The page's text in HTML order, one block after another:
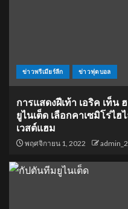
ข่าวพรีเมียร์ลีก ข่าวฟุตบอล
การแสดงฝีเท้า เอริค เท็น
ยูไนเต็ด เลือกคาเซมิโร่ไ
เวสต์แฮม
พฤศจิกายน 1, 2022